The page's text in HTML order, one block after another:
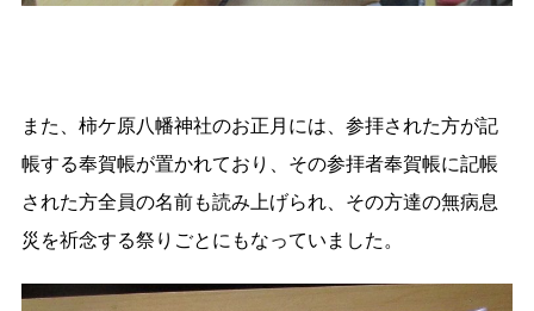
また、柿ケ原八幡神社のお正月には、参拝された方が記
帳する奉賀帳が置かれており、その参拝者奉賀帳に記帳
された方全員の名前も読み上げられ、その方達の無病息
災を祈念する祭りごとにもなっていました。